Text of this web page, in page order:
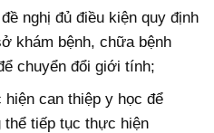
nghị đủ điều kiện quy định
khám bệnh, chữa bệnh
chuyển đổi giới tính;
can thiệp y học để
tiếp tục thực hiện